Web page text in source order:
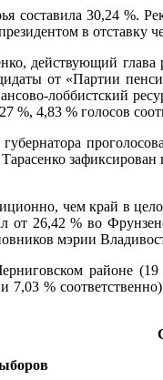
составила 30,24 %.
в отставку
действующий
от «Партии
лоббистский
%, 4,83 % голосов
чем край в
от 26,42 % во
мэрии
районе
%